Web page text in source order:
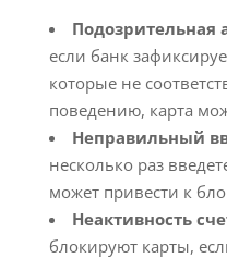
Подозрительная
если банк
которые не
поведению, карта
Неправильный
несколько раз
может привести к
Неактивность
блокируют карты,